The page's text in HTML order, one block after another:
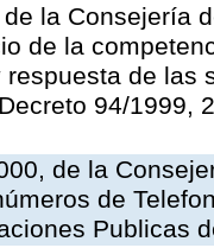
la Consejería
de la
respuesta de las
94/1999,
de la
de
Publicas